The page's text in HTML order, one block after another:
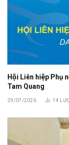
Hội Liên hiệp Phụ
Tam Quang
29/07/2026 14